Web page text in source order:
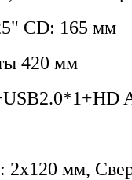
CD: 165 мм
420 мм
2х120 мм,